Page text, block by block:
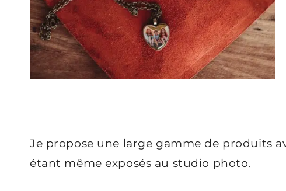
Je propose une large gamme de produits
étant même exposés au studio photo.